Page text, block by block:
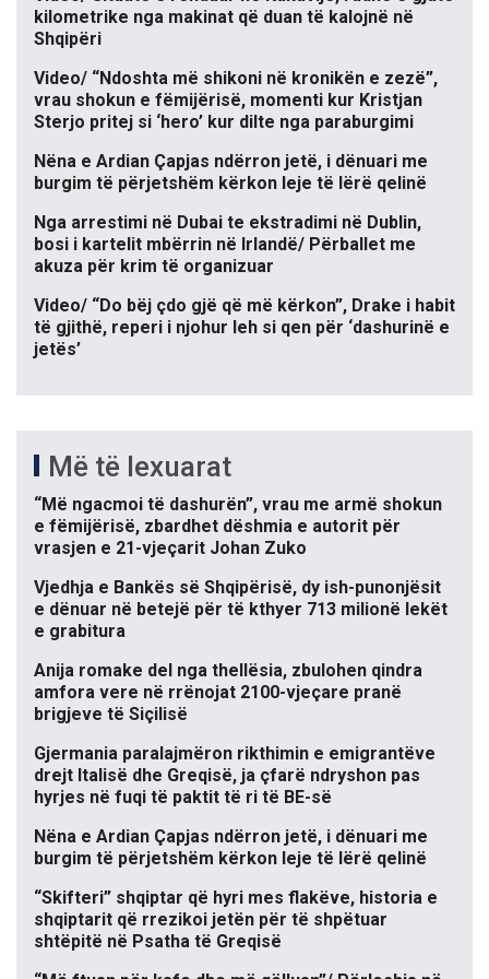
kilometrike nga makinat që duan të kalojnë në
Shqipëri
Video/ “Ndoshta më shikoni në kronikën e zezë”,
vrau shokun e fëmijërisë, momenti kur Kristjan
Sterjo pritej si ‘hero’ kur dilte nga paraburgimi
Nëna e Ardian Çapjas ndërron jetë, i dënuari me
burgim të përjetshëm kërkon leje të lërë qelinë
Nga arrestimi në Dubai te ekstradimi në Dublin,
bosi i kartelit mbërrin në Irlandë/ Përballet me
akuza për krim të organizuar
Video/ “Do bëj çdo gjë që më kërkon”, Drake i habit
të gjithë, reperi i njohur leh si qen për ‘dashurinë e
jetës’
Më të lexuarat
“Më ngacmoi të dashurën”, vrau me armë shokun
e fëmijërisë, zbardhet dëshmia e autorit për
vrasjen e 21-vjeçarit Johan Zuko
Vjedhja e Bankës së Shqipërisë, dy ish-punonjësit
e dënuar në betejë për të kthyer 713 milionë lekët
e grabitura
Anija romake del nga thellësia, zbulohen qindra
amfora vere në rrënojat 2100-vjeçare pranë
brigjeve të Siçilisë
Gjermania paralajmëron rikthimin e emigrantëve
drejt Italisë dhe Greqisë, ja çfarë ndryshon pas
hyrjes në fuqi të paktit të ri të BE-së
Nëna e Ardian Çapjas ndërron jetë, i dënuari me
burgim të përjetshëm kërkon leje të lërë qelinë
“Skifteri” shqiptar që hyri mes flakëve, historia e
shqiptarit që rrezikoi jetën për të shpëtuar
shtëpitë në Psatha të Greqisë